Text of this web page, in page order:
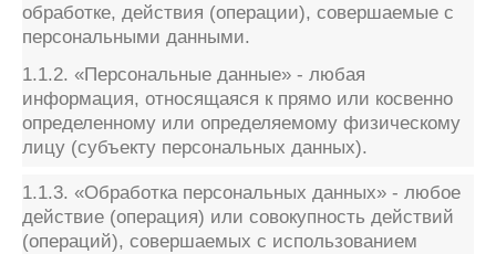
обработке, действия (операции), совершаемые с
персональными данными.
1.1.2. «Персональные данные» - любая
информация, относящаяся к прямо или косвенно
определенному или определяемому физическому
лицу (субъекту персональных данных).
1.1.3. «Обработка персональных данных» - любое
действие (операция) или совокупность действий
(операций), совершаемых с использованием